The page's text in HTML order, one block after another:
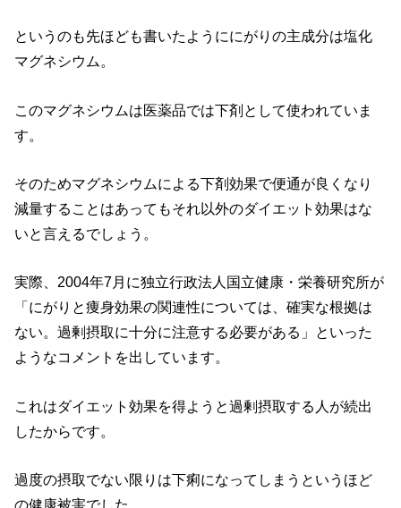
というのも先ほども書いたようににがりの主成分は塩化
マグネシウム。
このマグネシウムは医薬品では下剤として使われていま
す。
そのためマグネシウムによる下剤効果で便通が良くなり
減量することはあってもそれ以外のダイエット効果はな
いと言えるでしょう。
実際、2004年7月に独立行政法人国立健康・栄養研究所が
「にがりと痩身効果の関連性については、確実な根拠は
ない。過剰摂取に十分に注意する必要がある」といった
ようなコメントを出しています。
これはダイエット効果を得ようと過剰摂取する人が続出
したからです。
過度の摂取でない限りは下痢になってしまうというほど
の健康被害でした。